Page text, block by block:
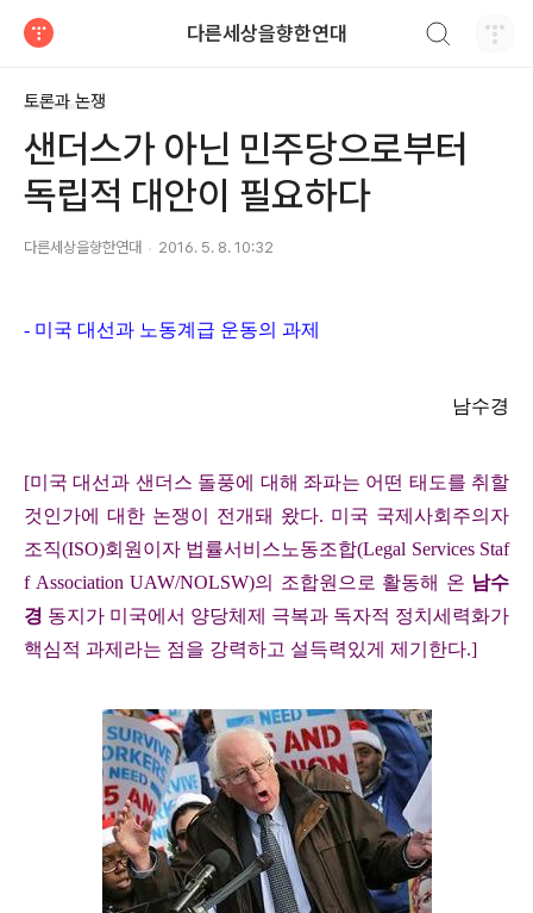
다른세상을향한연대
토론과 논쟁
샌더스가 아닌 민주당으로부터
독립적 대안이 필요하다
다른세상을향한연대 2016. 5. 8. 10:32
- 미국 대선과 노동계급 운동의 과제
남수경
[미국 대선과 샌더스 돌풍에 대해 좌파는 어떤 태도를 취할
것인가에 대한 논쟁이 전개돼 왔다. 미국 국제사회주의자
조직(ISO)회원이자 법률서비스노동조합(Legal Services Staf
f Association UAW/NOLSW)의 조합원으로 활동해 온 남수
경 동지가 미국에서 양당체제 극복과 독자적 정치세력화가
핵심적 과제라는 점을 강력하고 설득력있게 제기한다.]